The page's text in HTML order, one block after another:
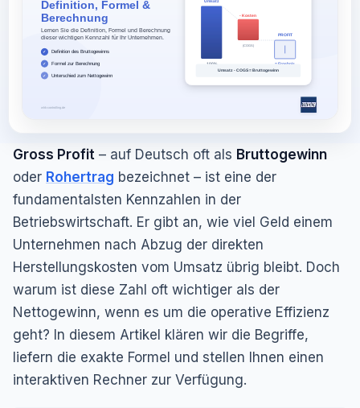
Gross Profit – auf Deutsch oft als Bruttogewinn
oder Rohertrag bezeichnet – ist eine der
fundamentalsten Kennzahlen in der
Betriebswirtschaft. Er gibt an, wie viel Geld einem
Unternehmen nach Abzug der direkten
Herstellungskosten vom Umsatz übrig bleibt. Doch
warum ist diese Zahl oft wichtiger als der
Nettogewinn, wenn es um die operative Effizienz
geht? In diesem Artikel klären wir die Begriffe,
liefern die exakte Formel und stellen Ihnen einen
interaktiven Rechner zur Verfügung.